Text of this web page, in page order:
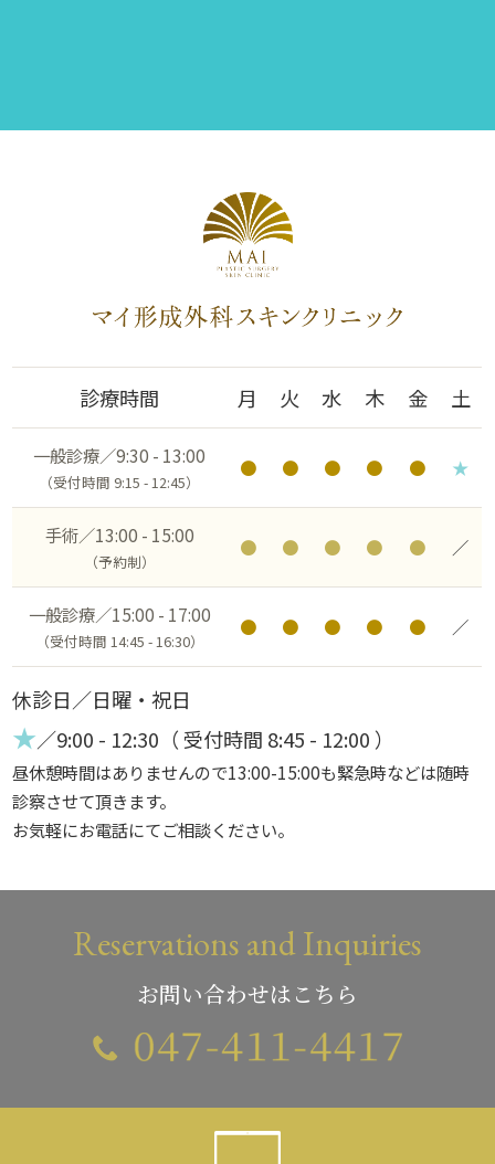
診療時間 月 火 水 木 金 土
一般診療／9:30 - 13:00
（受付時間 9:15 - 12:45）
● ● ● ● ● ★
手術／13:00 - 15:00
（予約制）
● ● ● ● ● ／
一般診療／15:00 - 17:00
（受付時間 14:45 - 16:30）
● ● ● ● ● ／
休診日／日曜・祝日
★／9:00 - 12:30（ 受付時間 8:45 - 12:00 ）
昼休憩時間はありませんので13:00-15:00も緊急時などは随時
診察させて頂きます。
お気軽にお電話にてご相談ください。
Reservations and Inquiries
お問い合わせはこちら